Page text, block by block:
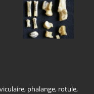
, phalange, rotule,